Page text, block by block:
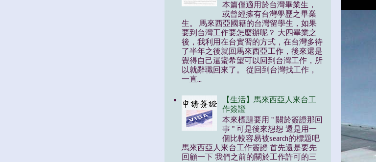
本篇僅適用於台灣畢業生，
或曾經擁有台灣學歷之畢業
生。 馬來西亞國籍的台灣留學生，如果
要到台灣工作要怎麼辦呢？ 大四畢業之
後，我利用在台實習的方式，在台灣多待
了半年之後就回馬來西亞工作，後來還是
覺得自己還蠻希望可以回到台灣工作，所
以就辭職回來了。 從回到台灣找工作，
一直...
【生活】馬來西亞人來台工
作簽證
本來標題要用 " 關於簽證那回
事 " 可是後來想想 還是用一
個比較容易被search的標題吧
馬來西亞人來台工作簽證 首先還是要先
回顧一下 我們之前的關於工作許可的三